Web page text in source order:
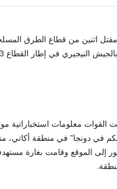
مقتل اثنين من قطاع الطرق
في 24 مايو 2026 بعد أن تلقت القوات معلومات
في دونجا” في منطقة أكاتي،
إلى الموقع وقامت بغارة